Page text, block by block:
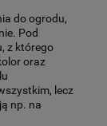
do ogrodu,
Pod
z którego
oraz
lecz
np. na